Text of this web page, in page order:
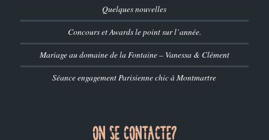
Quelques nouvelles
Concours et Awards le point sur l’année.
Mariage au domaine de la Fontaine – Vanessa & Clément
Séance engagement Parisienne chic à Montmartre
ON SE CONTACTE?